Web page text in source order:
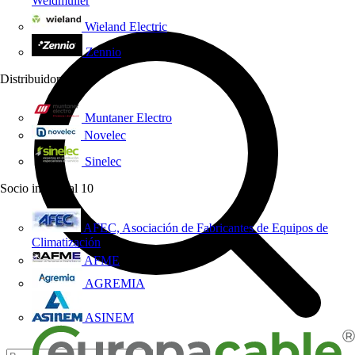
Wieland Electric
Zennio
Distribuidor
Muntaner Electro
Novelec
Sinelec
Socio industrial 10
AFEC, Asociación de Fabricantes de Equipos de
Climatización
AFME
AGREMIA
ASINEM